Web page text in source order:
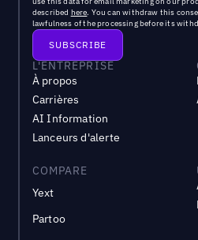
described here. You can withdraw this
lawfulness of the processing before its
L'ENTREPRISE
À propos
Carrières
AI Information
Lanceurs d'alerte
COMPARE
Yext
Partoo